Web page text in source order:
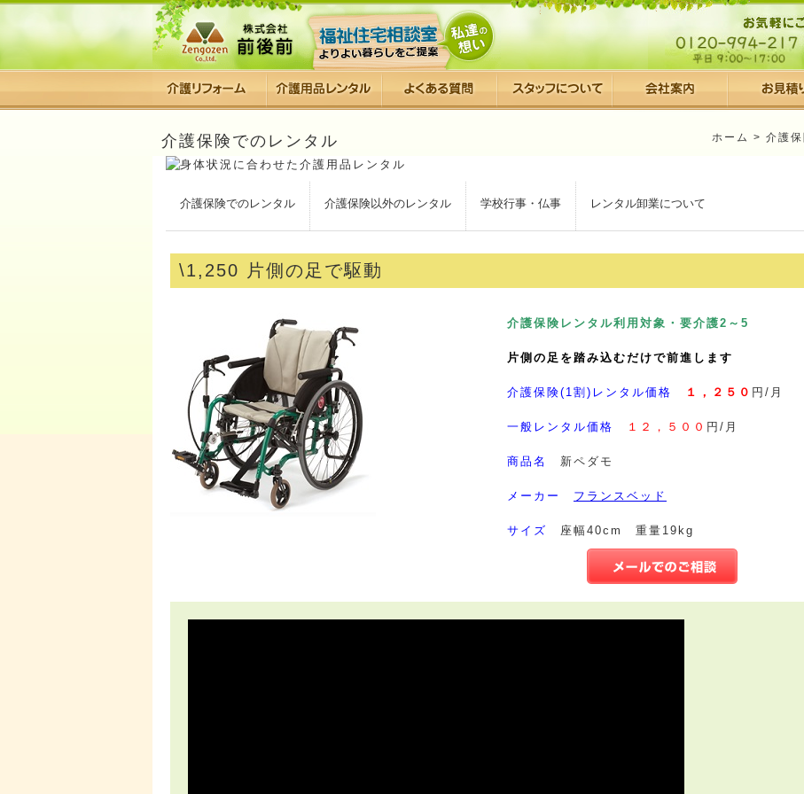
介護保険でのレンタル ホーム > 介護
介護保険でのレンタル 介護保険以外のレンタル 学校行事・仏事 レンタル卸業について
\1,250 片側の足で駆動
介護保険レンタル利用対象・要介護2～5
片側の足を踏み込むだけで前進します
介護保険(1割)レンタル価格 １，２５０ 円/月
一般レンタル価格 １２，５００ 円/月
商品名 新ペダモ
メーカー フランスベッド
サイズ 座幅40cm 重量19kg